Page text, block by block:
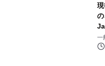
一